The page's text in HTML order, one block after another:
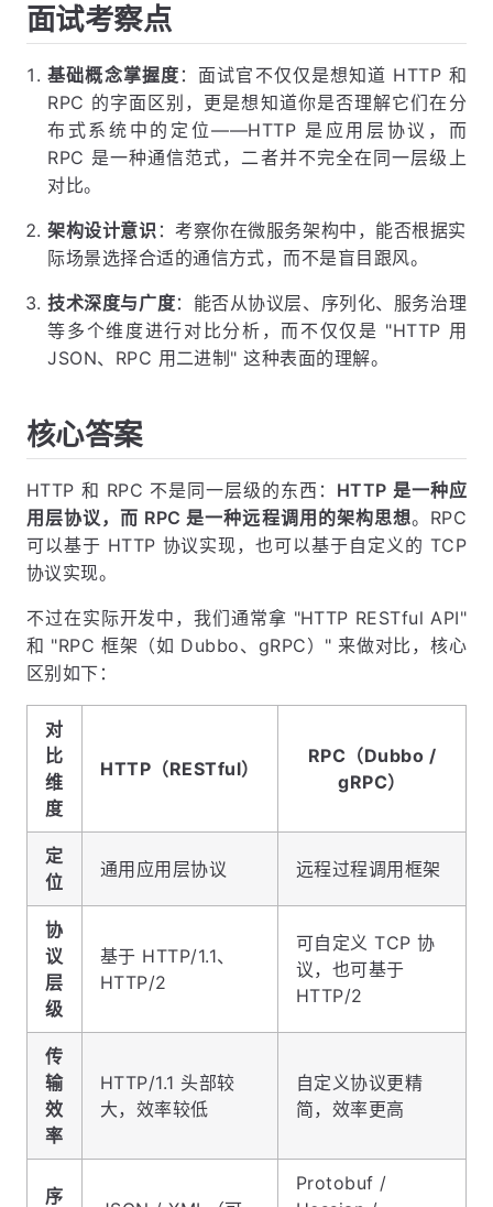
面试考察点
基础概念掌握度 ：面试官不仅仅是想知道 HTTP 和
RPC 的字面区别，更是想知道你是否理解它们在分
布式系统中的定位——HTTP 是应用层协议，而
RPC 是一种通信范式，二者并不完全在同一层级上
对比。
架构设计意识 ：考察你在微服务架构中，能否根据实
际场景选择合适的通信方式，而不是盲目跟风。
技术深度与广度：能否从协议层、序列化、服务治理
等多个维度进行对比分析，而不仅仅是 "HTTP 用
JSON、RPC 用二进制" 这种表面的理解。
核心答案
HTTP 和 RPC 不是同一层级的东西： HTTP 是一种应
用层协议，而 RPC 是一种远程调用的架构思想。RPC
可以基于 HTTP 协议实现，也可以基于自定义的 TCP
协议实现。
不过在实际开发中，我们通常拿 "HTTP RESTful API"
和 "RPC 框架（如 Dubbo、gRPC）" 来做对比，核心
区别如下：
对
比
维
度
HTTP（RESTful）
RPC（Dubbo /
gRPC）
定
位
通用应用层协议 远程过程调用框架
协
议
层
级
基于 HTTP/1.1、
HTTP/2
可自定义 TCP 协
议，也可基于
HTTP/2
传
输
效
率
HTTP/1.1 头部较
大，效率较低
自定义协议更精
简，效率更高
序
Protobuf /